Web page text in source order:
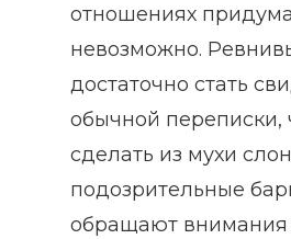
отношениях
невозможно.
достаточно стать
обычной переписки,
сделать из мухи
подозрительные
обращают внимания